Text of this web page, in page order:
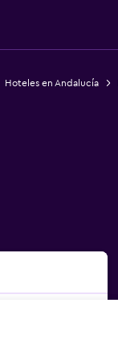
Hoteles en Andalucía